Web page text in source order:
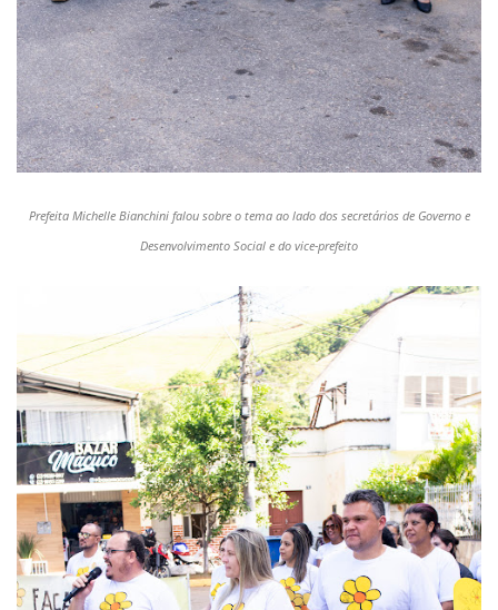
Prefeita Michelle Bianchini falou sobre o tema ao lado dos secretários de Governo e
Desenvolvimento Social e do vice-prefeito